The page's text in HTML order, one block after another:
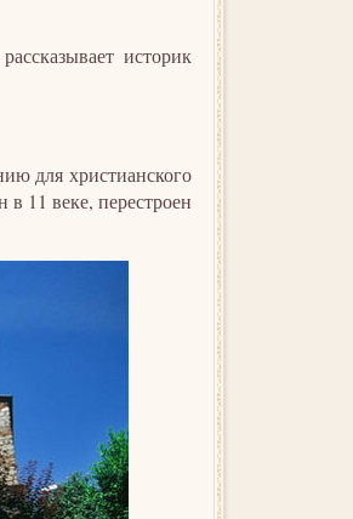
историк
для христианского
11 веке, перестроен